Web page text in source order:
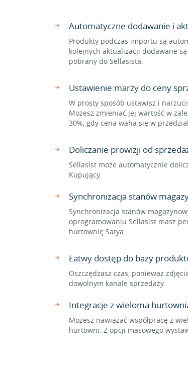
Automatyczne dodawanie i
Produkty podczas importu są
kolejnych aktualizacji dodawane
pobrany do Sellasista.
Ustawienie marży do ceny
W prosty sposób ustawisz i
Możesz zmieniać jej wartość w
30%, gdy cena waha się w
Doliczanie prowizji od
Sellasist może automatycznie
Kupujący.
Synchronizacja stanów
Synchronizacja stanów
oprogramowaniu Sellasist masz
hurtownię Satya.
Łatwy dostęp do bazy
Oszczędzasz czas, ponieważ
dowolnym kanale sprzedaży.
Integracje z wieloma
Możesz nawiązać współpracę z
hurtowni. Z opcji masowego